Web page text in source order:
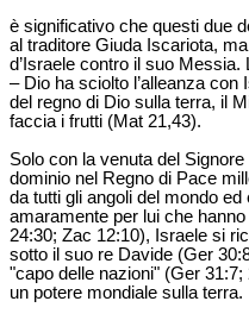
è significativo che questi due
al traditore Giuda Iscariota,
d’Israele contro il suo
– Dio ha sciolto l’alleanza con
del regno di Dio sulla terra, il
faccia i frutti (Mat 21,43).
Solo con la venuta del
dominio nel Regno di Pace
da tutti gli angoli del mondo
amaramente per lui che
24:30; Zac 12:10), Israele si
sotto il suo re Davide (Ger
"capo delle nazioni" (Ger
un potere mondiale sulla terra.